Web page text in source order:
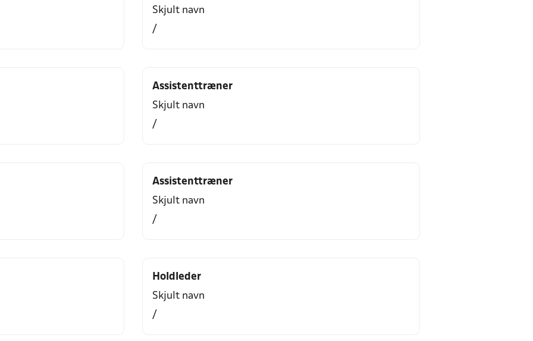
Skjult navn
/
Assistenttræner
Skjult navn
/
Assistenttræner
Skjult navn
/
Holdleder
Skjult navn
/